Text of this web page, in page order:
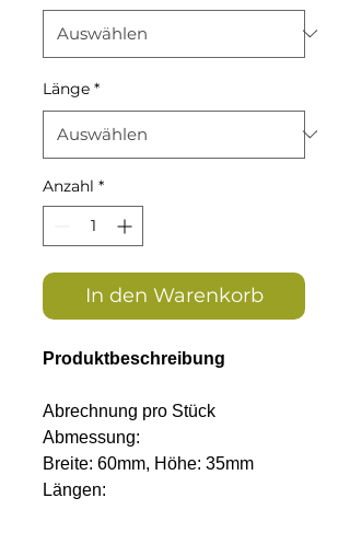
Länge *
Anzahl *
In den Warenkorb
Produktbeschreibung
Abrechnung pro Stück
Abmessung:
Breite: 60mm, Höhe: 35mm
Längen: